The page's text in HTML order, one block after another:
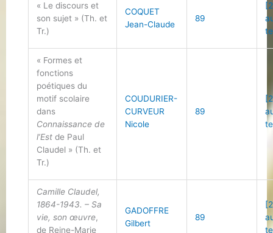
« Le discours et
son sujet » (Th. et
Tr.)
COQUET
Jean-Claude
89
« Formes et
fonctions
poétiques du
motif scolaire
dans
Connaissance de
l’Est de Paul
Claudel » (Th. et
Tr.)
COUDURIER-
CURVEUR
Nicole
89
Camille Claudel,
1864-1943. – Sa
vie, son œuvre,
de Reine-Marie
GADOFFRE
Gilbert
89